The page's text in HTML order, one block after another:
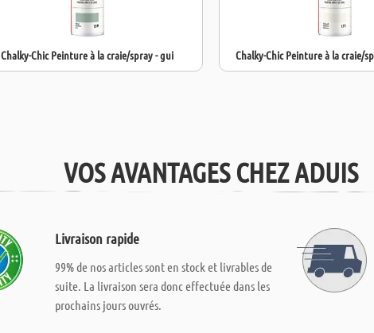
Chalky-Chic Peinture à la craie/spray - gui Chalky-Chic Peinture à la craie/
VOS AVANTAGES CHEZ ADUIS
Livraison rapide
99% de nos articles sont en stock et livrables de
suite. La livraison sera donc effectuée dans les
prochains jours ouvrés.